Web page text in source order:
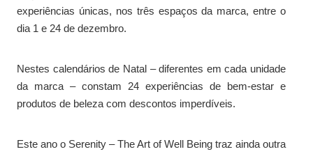
experiências únicas, nos três espaços da marca, entre o
dia 1 e 24 de dezembro.
Nestes calendários de Natal – diferentes em cada unidade
da marca – constam 24 experiências de bem-estar e
produtos de beleza com descontos imperdíveis.
Este ano o Serenity – The Art of Well Being traz ainda outra